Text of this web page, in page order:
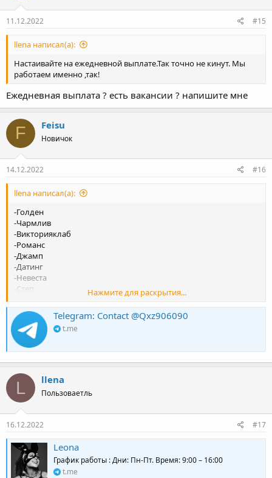
11.12.2022 #15
llena написал(а):
Настаивайте на ежедневной выплате.Так точно не кинут. Мы
работаем именно ,так!
Ежедневная выплата ? есть вакансии ? напишите мне
F Feisu
Новичок
14.12.2022 #16
llena написал(а):
-Голден
-Чармлив
-Викторияклаб
-Романс
-Джамп
-Датинг
-Невеста
-Степ
-Лавинчат
-Натали
-Амурли , оставьте свой телеграм для связи.
Нажмите для раскрытия...
Telegram: Contact @Qxz906090
t.me
L llena
Пользоваетль
16.12.2022 #17
Leona
График работы : Дни: Пн-Пт. Время: 9:00 – 16:00
t.me